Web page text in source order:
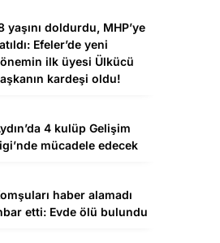
yaşını doldurdu, MHP’ye
Efeler’de yeni
ilk üyesi Ülkücü
kardeşi oldu!
4 kulüp Gelişim
mücadele edecek
haber alamadı
etti: Evde ölü bulundu